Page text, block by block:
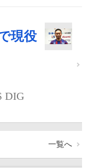
現役
DIG
一覧へ